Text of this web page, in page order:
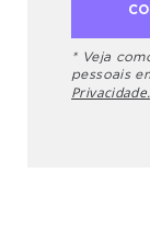
* Veja
pessoais
Privacidade.